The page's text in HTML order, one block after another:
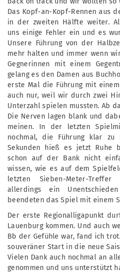
Das Kopf-an-Kopf-Rennen aus
in der zweiten Hälfte weiter.
uns einige Fehler ein und es
Unsere Führung von der
mehr halten und immer wenn
Gegnerinnen mit einem
gelang es den Damen aus
erste Mal die Führung mit
auch nur, weil wir durch zwei
Unterzahl spielen mussten. Ab
Die Nerven lagen blank und
meinen. In der letzten
nochmal, die Führung klar
Sekunden hieß es jetzt Ruhe
schon auf der Bank nicht
wissen, wie es auf dem
letzten Sieben-Meter-
allerdings ein
beendeten das Spiel mit einem
Der erste Regionalligapunkt
Lauenburg kommen. Und auch
Bb der Gefühle war, fand ich
souveräner Start in die neue
Vielen Dank auch nochmal an
genommen und uns unterstützt